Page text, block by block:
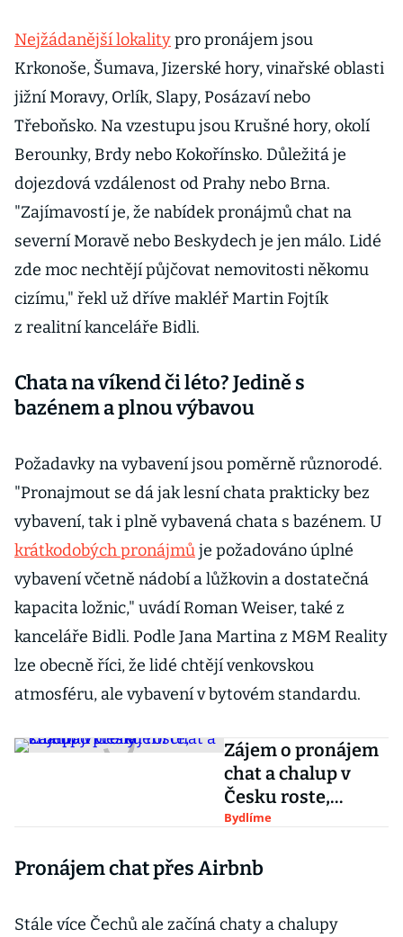
Nejžádanější lokalitypro pronájem jsou
Krkonoše, Šumava, Jizerské hory, vinařské oblasti
jižní Moravy, Orlík, Slapy, Posázaví nebo
Třeboňsko. Na vzestupu jsou Krušné hory, okolí
Berounky, Brdy nebo Kokořínsko. Důležitá je
dojezdová vzdálenost od Prahy nebo Brna.
"Zajímavostí je, že nabídek pronájmů chat na
severní Moravě nebo Beskydech je jen málo. Lidé
zde moc nechtějí půjčovat nemovitosti někomu
cizímu," řekl už dříve makléř Martin Fojtík
z realitní kanceláře Bidli.
Chata na víkend či léto? Jedině s
bazénem a plnou výbavou
Požadavky na vybavení jsou poměrně různorodé.
"Pronajmout se dá jak lesní chata prakticky bez
vybavení, tak i plně vybavená chata s bazénem. U
krátkodobých pronájmůje požadováno úplné
vybavení včetně nádobí a lůžkovin a dostatečná
kapacita ložnic," uvádí Roman Weiser, také z
kanceláře Bidli. Podle Jana Martina z M&M Reality
lze obecně říci, že lidé chtějí venkovskou
atmosféru, ale vybavení v bytovém standardu.
Zájem o pronájem
chat a chalup v
Česku roste,
stoupají i ceny
Bydlíme
Pronájem chat přes Airbnb
Stále více Čechů ale začíná chaty a chalupy